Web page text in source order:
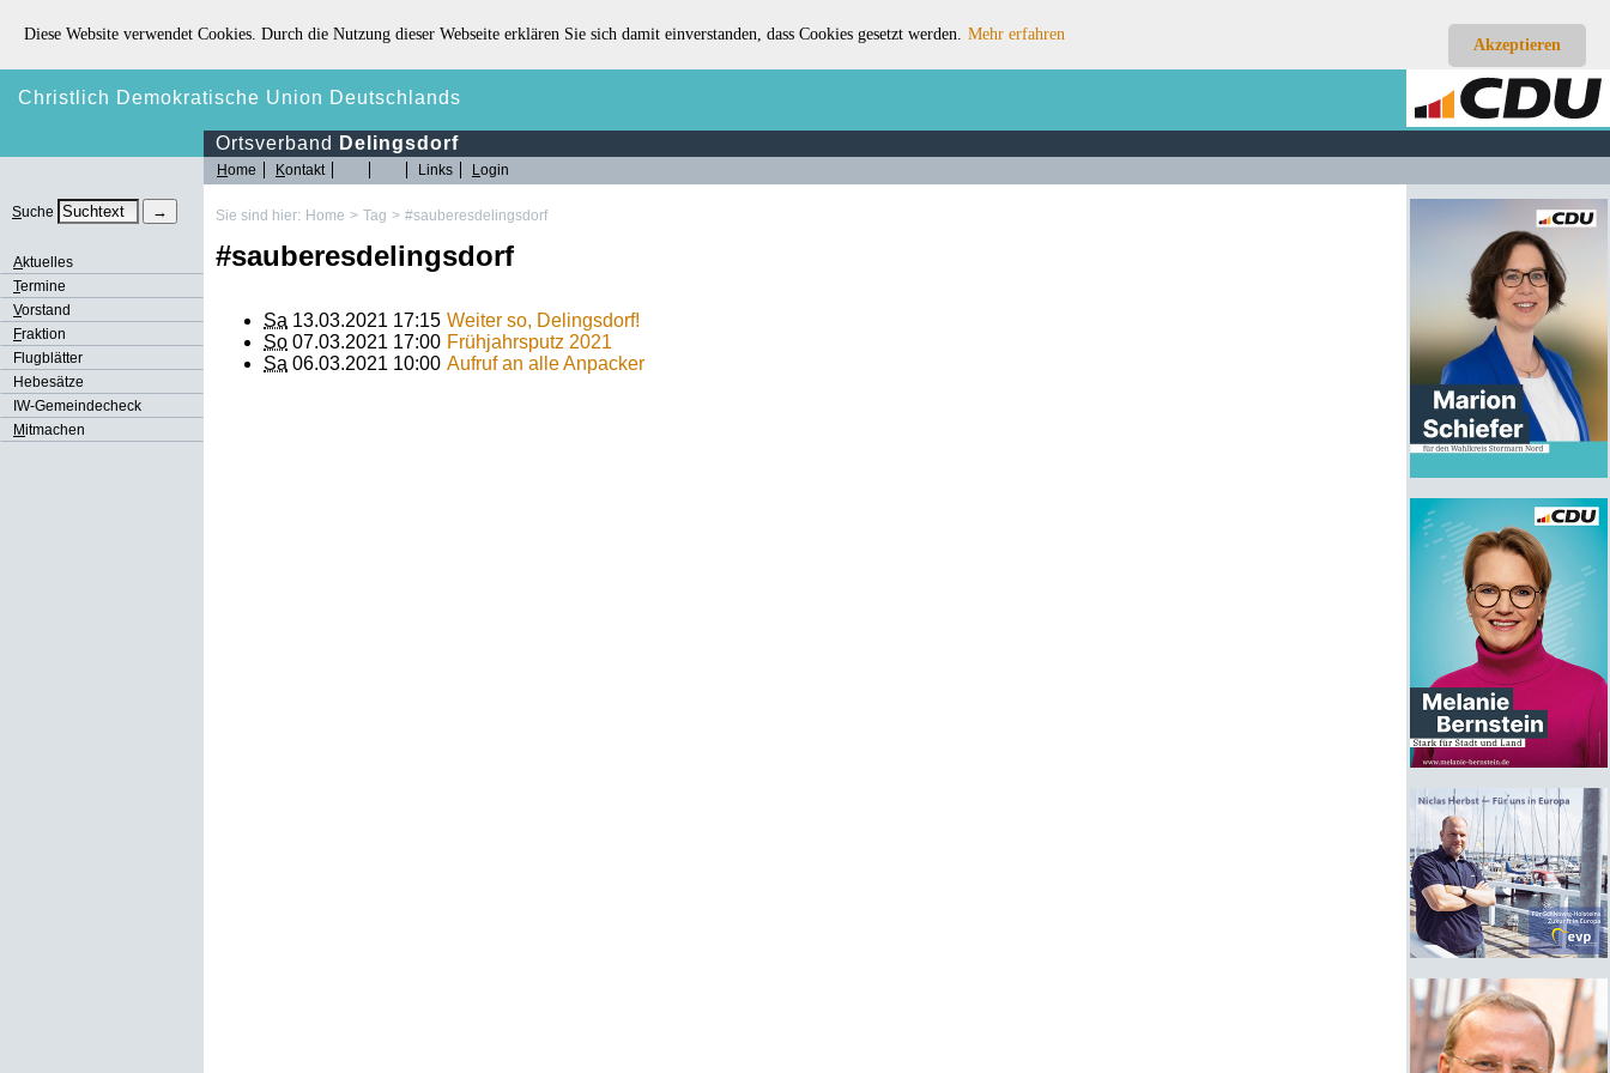
Akzeptieren
Diese Website verwendet Cookies. Durch die Nutzung dieser Webseite erklären Sie sich damit einverstanden, dass Cookies gesetzt werden. Mehr erfahren
Christlich Demokratische Union Deutschlands
Ortsverband Delingsdorf
Suche
Aktuelles
Termine
Vorstand
Fraktion
Flugblätter
Hebesätze
IW-Gemeindecheck
Mitmachen
Home Kontakt Links Login
Sie sind hier: Home > Tag > #sauberesdelingsdorf
#sauberesdelingsdorf
Sa 13.03.2021 17:15 Weiter so, Delingsdorf!
So 07.03.2021 17:00 Frühjahrsputz 2021
Sa 06.03.2021 10:00 Aufruf an alle Anpacker